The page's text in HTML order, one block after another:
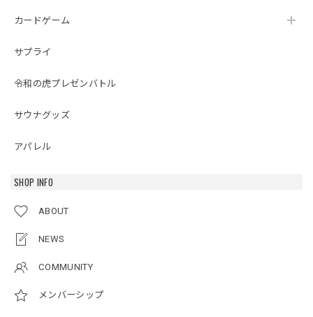
カードゲーム
サプライ
令和の虎プレゼンバトル
サウナグッズ
アパレル
SHOP INFO
ABOUT
NEWS
COMMUNITY
メンバーシップ